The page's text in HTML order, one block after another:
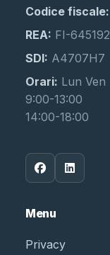
Codice fiscale:
REA: FI-645192
SDI: A4707H7
Orari: Lun Ven
9:00-13:00
14:00-18:00
Menu
Privacy